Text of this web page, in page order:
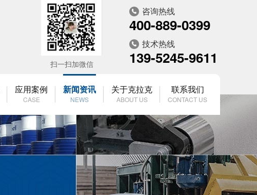
咨询热线
400-889-0399
技术热线
139-5245-9611
扫一扫加微信
应用案例
CASE
新闻资讯
NEWS
关于克拉克
ABOUT US
联系我们
CONTACT US